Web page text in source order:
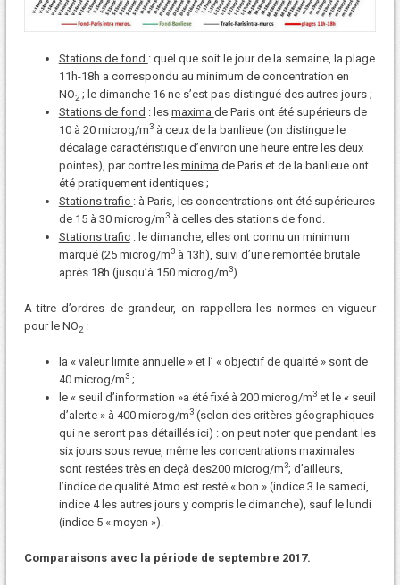
Stations de fond : quel que soit le jour de la semaine, la plage
11h-18h a correspondu au minimum de concentration en
NO2; le dimanche 16 ne s’est pas distingué des autres jours ;
Stations de fond : les maxima de Paris ont été supérieurs de
10 à 20 microg/m3à ceux de la banlieue (on distingue le
décalage caractéristique d’environ une heure entre les deux
pointes), par contre les minima de Paris et de la banlieue ont
été pratiquement identiques ;
Stations trafic : à Paris, les concentrations ont été supérieures
de 15 à 30 microg/m3à celles des stations de fond.
Stations trafic: le dimanche, elles ont connu un minimum
marqué (25 microg/m3à 13h), suivi d’une remontée brutale
après 18h (jusqu’à 150 microg/m3).
A titre d’ordres de grandeur, on rappellera les normes en vigueur
pour le NO2:
la « valeur limite annuelle » et l’ « objectif de qualité » sont de
40 microg/m3;
le « seuil d’information »a été fixé à 200 microg/m3et le « seuil
d’alerte » à 400 microg/m3(selon des critères géographiques
qui ne seront pas détaillés ici) : on peut noter que pendant les
six jours sous revue, même les concentrations maximales
sont restées très en deçà des200 microg/m3; d’ailleurs,
l’indice de qualité Atmo est resté « bon » (indice 3 le samedi,
indice 4 les autres jours y compris le dimanche), sauf le lundi
(indice 5 « moyen »).
Comparaisons avec la période de septembre 2017.